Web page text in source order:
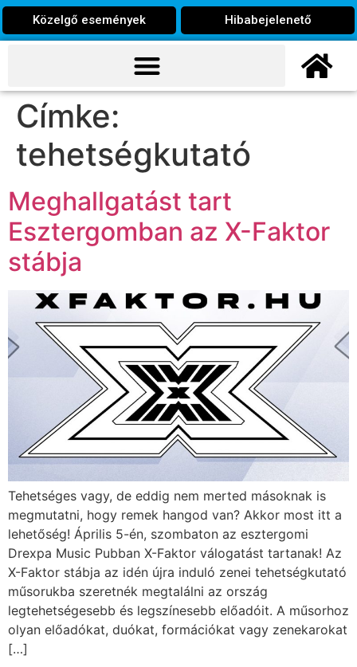
Közelgő események Hibabejelenető
Címke:
tehetségkutató
Meghallgatást tart
Esztergomban az X-Faktor
stábja
Tehetséges vagy, de eddig nem merted másoknak is
megmutatni, hogy remek hangod van? Akkor most itt a
lehetőség! Április 5-én, szombaton az esztergomi
Drexpa Music Pubban X-Faktor válogatást tartanak! Az
X-Faktor stábja az idén újra induló zenei tehetségkutató
műsorukba szeretnék megtalálni az ország
legtehetségesebb és legszínesebb előadóit. A műsorhoz
olyan előadókat, duókat, formációkat vagy zenekarokat
[…]